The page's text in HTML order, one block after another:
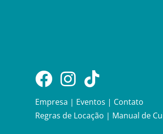
Empresa | Eventos | Contato
Regras de Locação | Manual de